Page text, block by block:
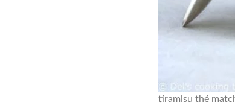
tiramisu thé